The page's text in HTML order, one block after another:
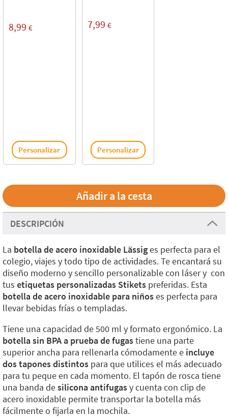
8,99 €
Personalizar
7,99 €
Personalizar
DESCRIPCIÓN
La botella de acero inoxidable Lässiges perfecta para el
colegio, viajes y todo tipo de actividades. Te encantará su
diseño moderno y sencillo personalizable con láser y con
tus etiquetas personalizadas Stikets preferidas. Esta
botella de acero inoxidable para niñoses perfecta para
llevar bebidas frías o templadas.
Tiene una capacidad de 500 ml y formato ergonómico. La
botella sin BPAa prueba de fugastiene una parte
superior ancha para rellenarla cómodamente e incluye
dos tapones distintos para que utilices el más adecuado
para tu peque en cada momento. El tapón de rosca tiene
una banda desilicona antifugasy cuenta con clip de
acero inoxidable permite transportar la botella más
fácilmente o fijarla en la mochila.